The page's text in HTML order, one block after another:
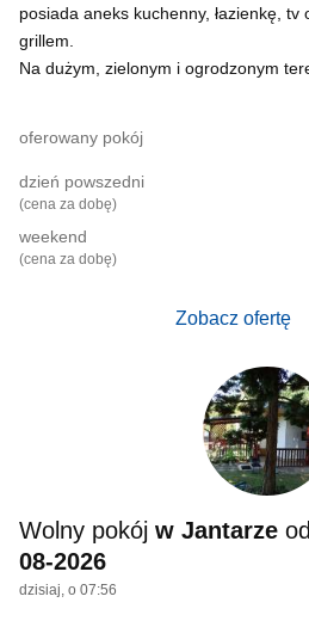
posiada aneks kuchenny, łazienkę,
grillem.
Na dużym, zielonym i ogrodzonym
oferowany pokój
dzień powszedni
(cena za dobę)
weekend
(cena za dobę)
Zobacz ofertę
Wolny pokój w Jantarze od
08-2026
dzisiaj, o 07:56